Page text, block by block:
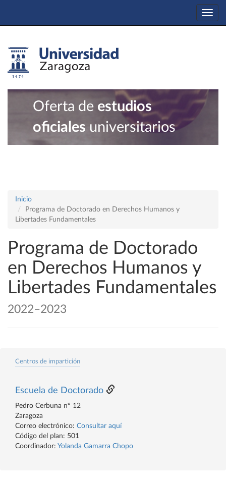
Oferta de estudios
oficiales universitarios
Inicio
Programa de Doctorado en Derechos Humanos y
Libertades Fundamentales
Programa de Doctorado
en Derechos Humanos y
Libertades Fundamentales
2022–2023
Centros de impartición
Escuela de Doctorado
Pedro Cerbuna nº 12
Zaragoza
Correo electrónico: Consultar aquí
Código del plan: 501
Coordinador: Yolanda Gamarra Chopo